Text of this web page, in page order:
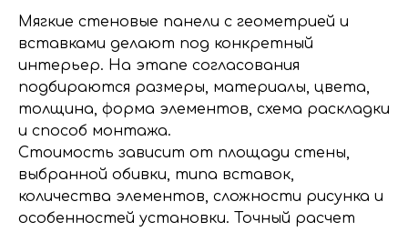
Мягкие стеновые панели с геометрией и
вставками делают под конкретный
интерьер. На этапе согласования
подбираются размеры, материалы, цвета,
толщина, форма элементов, схема раскладки
и способ монтажа.
Стоимость зависит от площади стены,
выбранной обивки, типа вставок,
количества элементов, сложности рисунка и
особенностей установки. Точный расчет